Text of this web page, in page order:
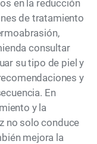
en la reducción
de tratamiento
consultar
su tipo de piel y
y
En
y la
no solo conduce
mejora la